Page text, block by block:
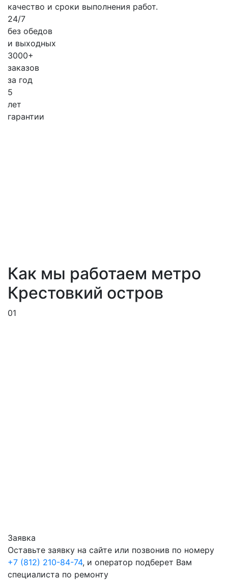
качество и сроки выполнения работ.
24/7
без обедов
и выходных
3000+
заказов
за год
5
лет
гарантии
Как мы работаем метро
Крестовкий остров
01
Заявка
Оставьте заявку на сайте или позвонив по номеру
+7 (812) 210-84-74, и оператор подберет Вам
специалиста по ремонту